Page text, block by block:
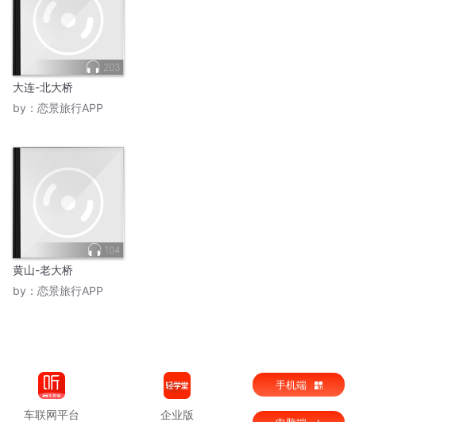
203
大连-北大桥
by： 恋景旅行APP
104
黄山-老大桥
by： 恋景旅行APP
车联网平台 企业版
手机端